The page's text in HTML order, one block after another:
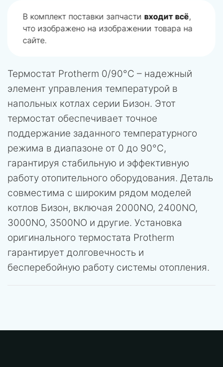
В комплект поставки запчасти входит всё,
что изображено на изображении товара на
сайте.
Термостат Protherm 0/90°C – надежный
элемент управления температурой в
напольных котлах серии Бизон. Этот
термостат обеспечивает точное
поддержание заданного температурного
режима в диапазоне от 0 до 90°C,
гарантируя стабильную и эффективную
работу отопительного оборудования. Деталь
совместима с широким рядом моделей
котлов Бизон, включая 2000NO, 2400NO,
3000NO, 3500NO и другие. Установка
оригинального термостата Protherm
гарантирует долговечность и
бесперебойную работу системы отопления.